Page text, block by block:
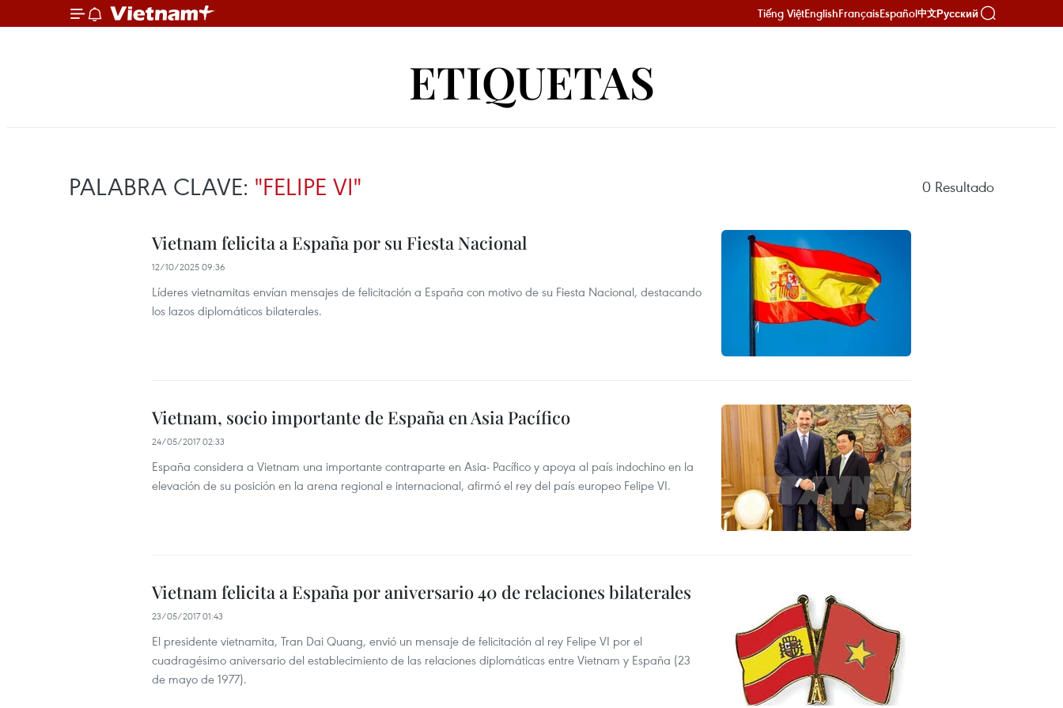
Tiếng ViệtEnglishFrançaisEspañol中文Русский
ETIQUETAS
PALABRA CLAVE: "FELIPE VI" 0 Resultado
Vietnam felicita a España por su Fiesta Nacional
12/10/2025 09:36
Líderes vietnamitas envían mensajes de felicitación a España con motivo de su Fiesta Nacional, destacando
los lazos diplomáticos bilaterales.
Vietnam, socio importante de España en Asia Pacífico
24/05/2017 02:33
España considera a Vietnam una importante contraparte en Asia- Pacífico y apoya al país indochino en la
elevación de su posición en la arena regional e internacional, afirmó el rey del país europeo Felipe VI.
Vietnam felicita a España por aniversario 40 de relaciones bilaterales
23/05/2017 01:43
El presidente vietnamita, Tran Dai Quang, envió un mensaje de felicitación al rey Felipe VI por el
cuadragésimo aniversario del establecimiento de las relaciones diplomáticas entre Vietnam y España (23
de mayo de 1977).